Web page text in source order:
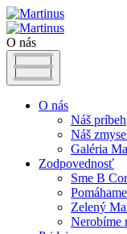
O nás
O nás
Náš príbeh
Náš
Galéria
Zodpovednosť
Sme B
Zelený
Nerobíme